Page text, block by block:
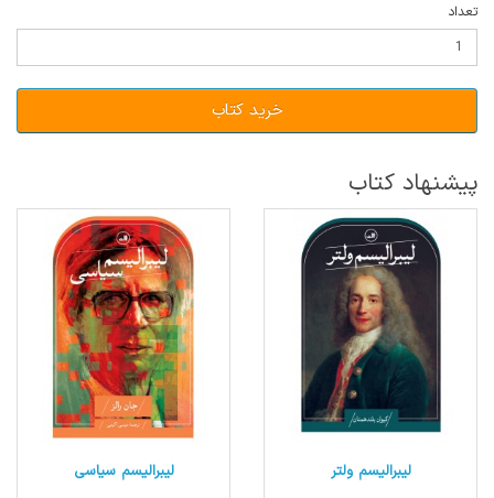
تعداد
خرید کتاب
پیشنهاد کتاب
لیبرالیسم سیاسی لیبرالیسم ولتر